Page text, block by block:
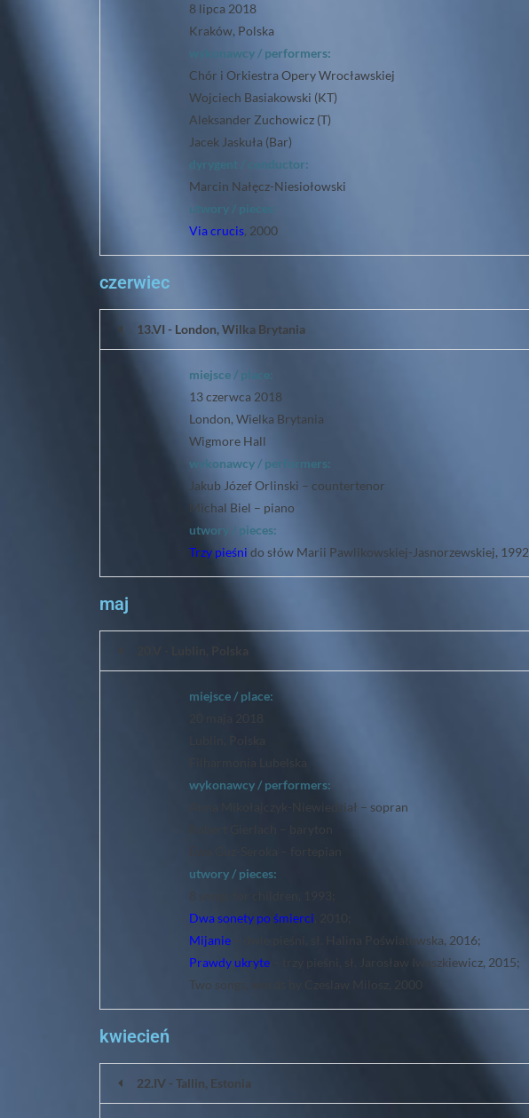
8 lipca 2018
Kraków, Polska
wykonawcy / performers:
Chór i Orkiestra Opery Wrocławskiej
Wojciech Basiakowski (KT)
Aleksander Zuchowicz (T)
Jacek Jaskuła (Bar)
dyrygent / conductor:
Marcin Nałęcz-Niesiołowski
utwory / pieces:
Via crucis, 2000
czerwiec
13.VI - London, Wilka Brytania
miejsce / place:
13 czerwca 2018
London, Wielka Brytania
Wigmore Hall
wykonawcy / performers:
Jakub Józef Orlinski – countertenor
Michal Biel – piano
utwory / pieces:
Trzy pieśni do słów Marii Pawlikowskiej-Jasnorzewskiej, 1992
maj
miejsce / place:
Filharmonia Lubelska
wykonawcy / performers:
Anna Mikołajczyk-Niewiedział – sopran
Robert Gierlach – baryton
utwory / pieces:
8 songs for children, 1993;
Dwa sonety po śmierci
Mijanie
– dwie pieśni, sł. Halina Poświatowska, 2016;
Prawdy ukryte – trzy pieśni, sł. Jarosław Iwaszkiewicz, 2015;
Two songs, words by Czeslaw Milosz, 2000
kwiecień
22.IV - Tallin, Estonia